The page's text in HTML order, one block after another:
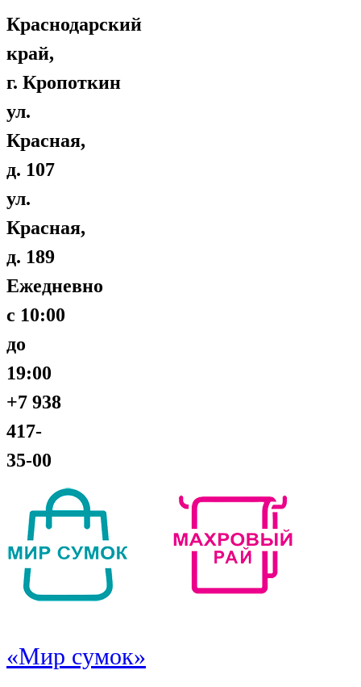
Краснодарский
край,
г. Кропоткин
ул.
Красная,
д. 107
ул.
Красная,
д. 189
Ежедневно
с 10:00
до
19:00
+7 938
417-
35-00
«Мир сумок»